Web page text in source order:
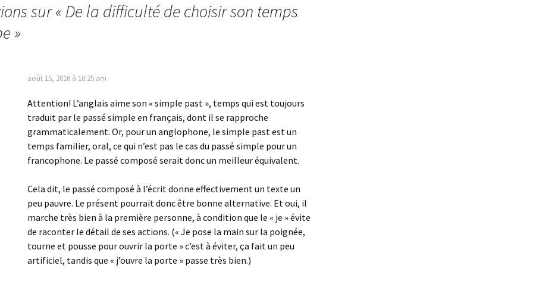
sur « De la difficulté de choisir son temps
»
août 15, 2016 à 10:25 am
Attention! L’anglais aime son « simple past », temps qui est toujours
traduit par le passé simple en français, dont il se rapproche
grammaticalement. Or, pour un anglophone, le simple past est un
temps familier, oral, ce qui n’est pas le cas du passé simple pour un
francophone. Le passé composé serait donc un meilleur équivalent.
Cela dit, le passé composé à l’écrit donne effectivement un texte un
peu pauvre. Le présent pourrait donc être bonne alternative. Et oui, il
marche très bien à la première personne, à condition que le « je » évite
de raconter le détail de ses actions. (« Je pose la main sur la poignée,
tourne et pousse pour ouvrir la porte » c’est à éviter, ça fait un peu
artificiel, tandis que « j’ouvre la porte » passe très bien.)